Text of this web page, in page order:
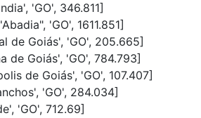
'GO', 346.811]
'GO', 1611.851]
de Goiás', 'GO', 205.665]
de Goiás', 'GO', 784.793]
de Goiás', 'GO', 107.407]
'GO', 284.034]
'GO', 712.69]